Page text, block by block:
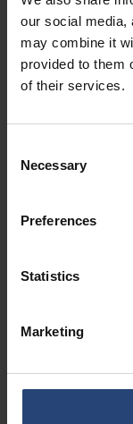
our social media,
may combine it
provided to them
of their services.
Selection
Necessary
Preferences
Statistics
Marketing
Unsere
Vielzahl von